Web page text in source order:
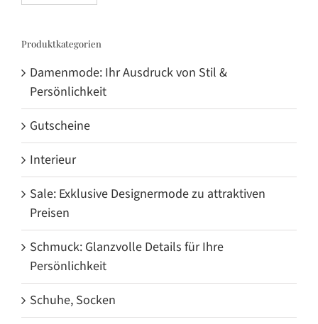
Produktkategorien
Damenmode: Ihr Ausdruck von Stil &
Persönlichkeit
Gutscheine
Interieur
Sale: Exklusive Designermode zu attraktiven
Preisen
Schmuck: Glanzvolle Details für Ihre
Persönlichkeit
Schuhe, Socken